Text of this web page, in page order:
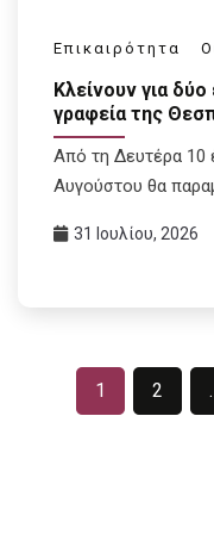
Επικαιρότητα
Κλείνουν για
γραφεία της
Από τη Δευτέρα 10
Αυγούστου θα
31 Ιουλίου, 2026
Σελιδοποίηση
1 2